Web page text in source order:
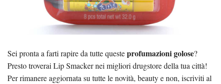
Sei pronta a farti rapire da tutte questeprofumazioni golose?
Presto troverai Lip Smacker nei migliori drugstore della tua città!
Per rimanere aggiornata su tutte le novità, beauty e non, iscriviti al